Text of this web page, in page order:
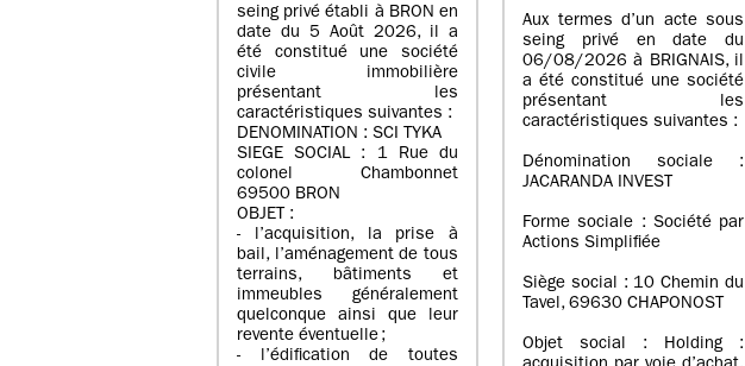
seing privé établi à BRON en
date du 5 Août 2026, il a
été constitué une société
civile immobilière
présentant les
caractéristiques suivantes :
DENOMINATION : SCI TYKA
SIEGE SOCIAL : 1 Rue du
colonel Chambonnet
69500 BRON
OBJET :
- l’acquisition, la prise à
bail, l’aménagement de tous
terrains, bâtiments et
immeubles généralement
quelconque ainsi que leur
revente éventuelle ;
- l’édification de toutes
Aux termes d’un acte sous
seing privé en date du
06/08/2026 à BRIGNAIS, il
a été constitué une société
présentant les
caractéristiques suivantes :
Dénomination sociale :
JACARANDA INVEST
Forme sociale : Société par
Actions Simplifiée
Siège social : 10 Chemin du
Tavel, 69630 CHAPONOST
Objet social : Holding :